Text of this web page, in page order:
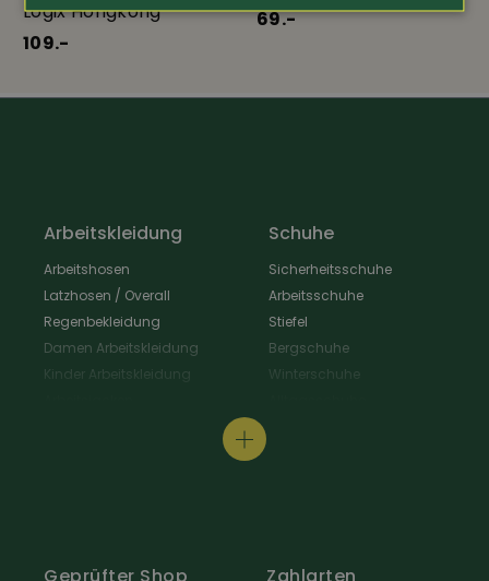
Logix Hongkong
109.-
69.-
Arbeitskleidung
Arbeitshosen
Latzhosen / Overall
Regenbekleidung
Damen Arbeitskleidung
Kinder Arbeitskleidung
Schuhe
Sicherheitsschuhe
Arbeitsschuhe
Stiefel
Bergschuhe
Winterschuhe